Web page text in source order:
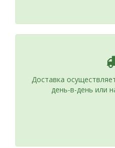
Доставка
день-в-день или